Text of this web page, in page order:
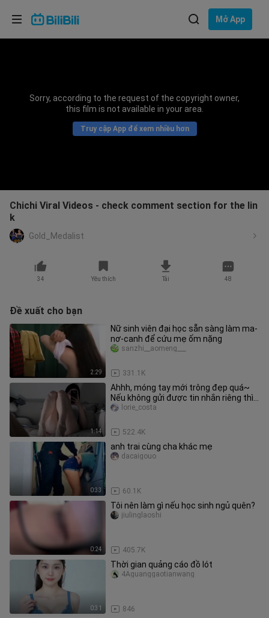
Mở App
Sorry, according to the request of the copyright owner,
this film is not available in your area.
Truy cập App để xem nhiều hơn
Chichi Viral Videos - check comment section for the lin
k
Gold_Medalist
34 Yêu thích Tải 48
Đề xuất cho bạn
2:29
Nữ sinh viên đại học sẵn sàng làm ma-
nơ-canh để cứu mẹ ốm nặng
331.1K
sanzhi__aomeng___
1:14
Ahhh, móng tay mới trông đẹp quá~
Nếu không gửi được tin nhắn riêng thì
liên hệ với mình để lấy bản
522.4K
lorie_costa
0:33
anh trai cùng cha khác mẹ
60.1K
dacaigouo
0:24
Tôi nên làm gì nếu học sinh ngủ quên?
405.7K
jiulinglaoshi
0:31
Thời gian quảng cáo đồ lót
846
4Aguanggaotianwang
Lựa chọn ngôn ngữ
Bahasa Indonesia